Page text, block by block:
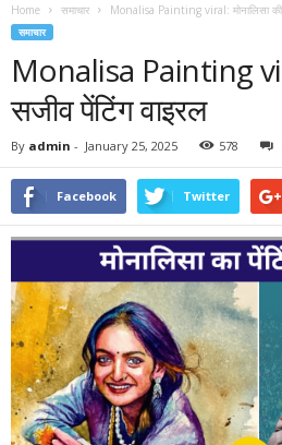
Home समाचार Monalisa Painting viral: मोनालिसा की
समाचार
Monalisa Painting
सजीव पेंटिंग वाइरल
By admin - January 25, 2025 578
Facebook Twitter